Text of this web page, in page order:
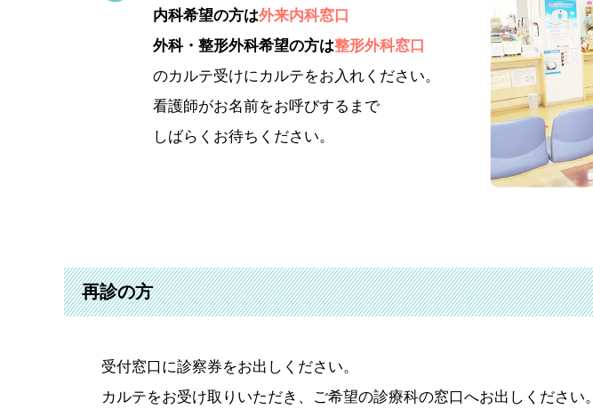
内科希望の方は外来内科窓口
外科・整形外科希望の方は整形外科窓口
のカルテ受けにカルテをお入れください。
看護師がお名前をお呼びするまで
しばらくお待ちください。
再診の方
受付窓口に診察券をお出しください。
カルテをお受け取りいただき、ご希望の診療科の窓口へお出しください。